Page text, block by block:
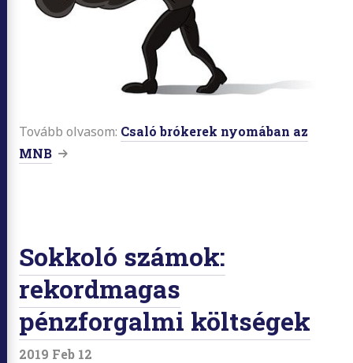
Tovább olvasom: Csaló brókerek nyomában az
MNB
Sokkoló számok:
rekordmagas
pénzforgalmi költségek
2019 Feb 12